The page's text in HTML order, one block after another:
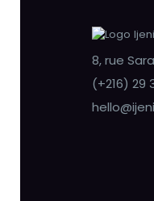
8, rue
(+216) 29